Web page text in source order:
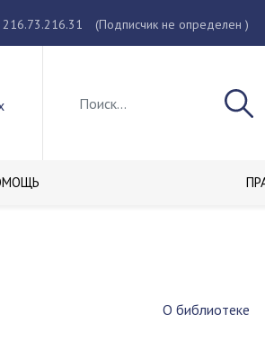
(Подписчик не определен )
О библиотеке